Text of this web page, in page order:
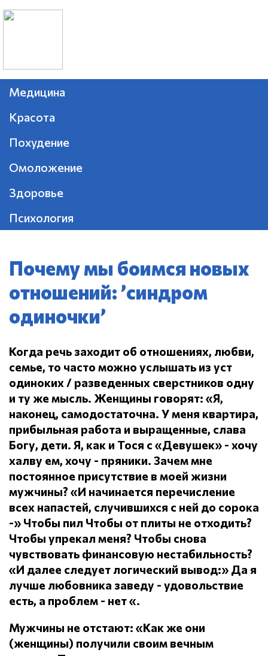
Медицина
Красота
Похудение
Омоложение
Здоровье
Психология
Почему мы боимся новых
отношений: ’синдром
одиночки’
Когда речь заходит об отношениях, любви,
семье, то часто можно услышать из уст
одиноких / разведенных сверстников одну
и ту же мысль. Женщины говорят: «Я,
наконец, самодостаточна. У меня квартира,
прибыльная работа и выращенные, слава
Богу, дети. Я, как и Тося с «Девушек» - хочу
халву ем, хочу - пряники. Зачем мне
постоянное присутствие в моей жизни
мужчины? «И начинается перечисление
всех напастей, случившихся с ней до сорока
-» Чтобы пил Чтобы от плиты не отходить?
Чтобы упрекал меня? Чтобы снова
чувствовать финансовую нестабильность?
«И далее следует логический вывод:» Да я
лучше любовника заведу - удовольствие
есть, а проблем - нет «.
Мужчины не отстают: «Как же они
(женщины) получили своим вечным